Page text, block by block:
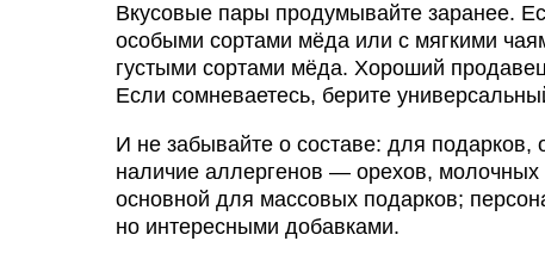
Вкусовые пары продумывайте заранее.
особыми сортами мёда или с мягкими
густыми сортами мёда. Хороший
Если сомневаетесь, берите
И не забывайте о составе: для подарков,
наличие аллергенов — орехов, молочных
основной для массовых подарков;
но интересными добавками.